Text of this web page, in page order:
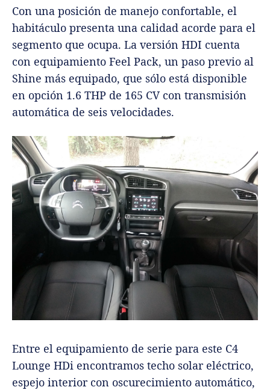
Con una posición de manejo confortable, el
habitáculo presenta una calidad acorde para el
segmento que ocupa. La versión HDI cuenta
con equipamiento Feel Pack, un paso previo al
Shine más equipado, que sólo está disponible
en opción 1.6 THP de 165 CV con transmisión
automática de seis velocidades.
Entre el equipamiento de serie para este C4
Lounge HDi encontramos techo solar eléctrico,
espejo interior con oscurecimiento automático,